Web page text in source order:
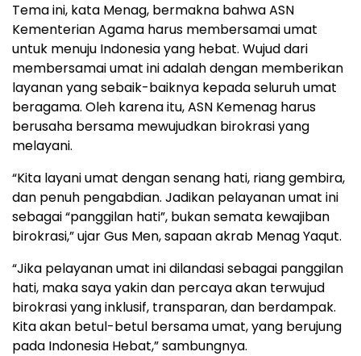
Tema ini, kata Menag, bermakna bahwa ASN
Kementerian Agama harus membersamai umat
untuk menuju Indonesia yang hebat. Wujud dari
membersamai umat ini adalah dengan memberikan
layanan yang sebaik-baiknya kepada seluruh umat
beragama. Oleh karena itu, ASN Kemenag harus
berusaha bersama mewujudkan birokrasi yang
melayani.
“Kita layani umat dengan senang hati, riang gembira,
dan penuh pengabdian. Jadikan pelayanan umat ini
sebagai “panggilan hati”, bukan semata kewajiban
birokrasi,” ujar Gus Men, sapaan akrab Menag Yaqut.
“Jika pelayanan umat ini dilandasi sebagai panggilan
hati, maka saya yakin dan percaya akan terwujud
birokrasi yang inklusif, transparan, dan berdampak.
Kita akan betul-betul bersama umat, yang berujung
pada Indonesia Hebat,” sambungnya.